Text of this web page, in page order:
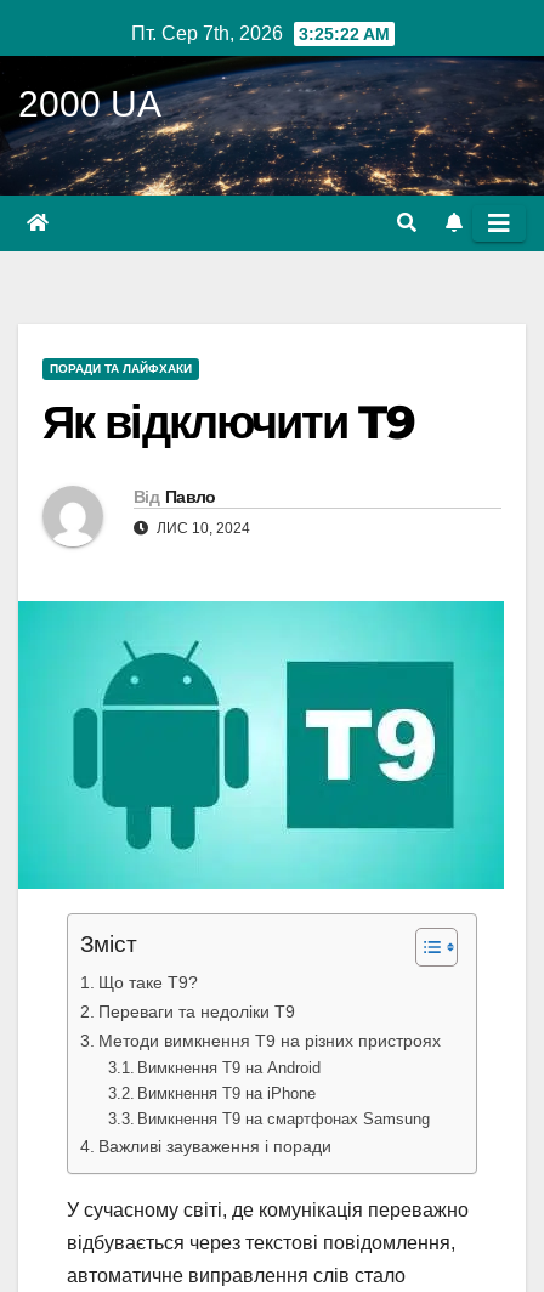
до
вмісту
Пт. Сер 7th, 2026 3:25:24 AM
2000 UA
ПОРАДИ ТА ЛАЙФХАКИ
Як відключити T9
Від Павло
ЛИС 10, 2024
Зміст
Що таке T9?
Переваги та недоліки T9
Методи вимкнення T9 на різних пристроях
Вимкнення T9 на Android
Вимкнення T9 на iPhone
Вимкнення T9 на смартфонах Samsung
Важливі зауваження і поради
У сучасному світі, де комунікація переважно
відбувається через текстові повідомлення,
автоматичне виправлення слів стало